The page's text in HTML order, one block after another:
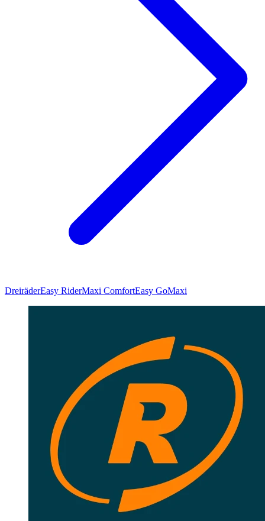
DreiräderEasy RiderMaxi ComfortEasy GoMaxi